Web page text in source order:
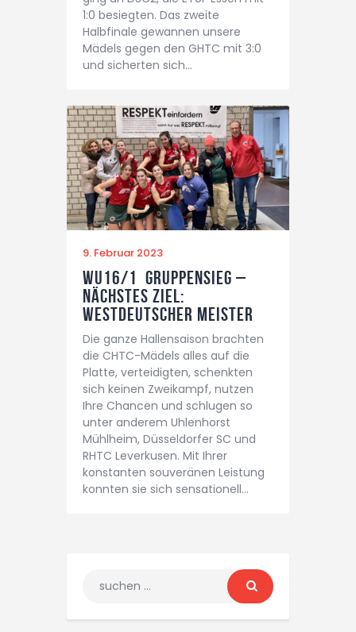
1:0 besiegten. Das zweite
Halbfinale gewannen unsere
Mädels gegen den GHTC mit 3:0
und sicherten sich…
9. Februar 2023
wU16/1 Gruppensieg –
nächstes Ziel:
Westdeutscher Meister
Die ganze Hallensaison brachten
die CHTC-Mädels alles auf die
Platte, verteidigten, schenkten
sich keinen Zweikampf, nutzen
Ihre Chancen und schlugen so
unter anderem Uhlenhorst
Mühlheim, Düsseldorfer SC und
RHTC Leverkusen. Mit Ihrer
konstanten souveränen Leistung
konnten sie sich sensationell…